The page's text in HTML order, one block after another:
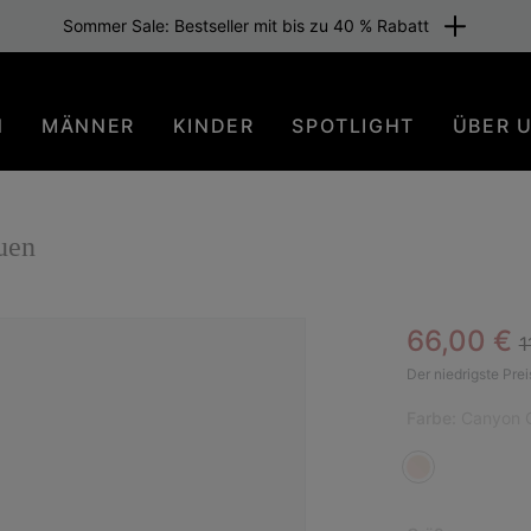
Sommer Sale: Bestseller mit bis zu 40 % Rabatt
MÄNNER KINDER SPOTLIGHT ÜBER
Sale
66,00 €
Der niedrigste